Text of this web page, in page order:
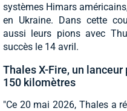
systèmes Himars
en Ukraine. Dans cette
aussi leurs pions avec
succès le 14 avril.
Thales X-Fire, un
150 kilomètres
"Ce 20 mai 2026, Thales a